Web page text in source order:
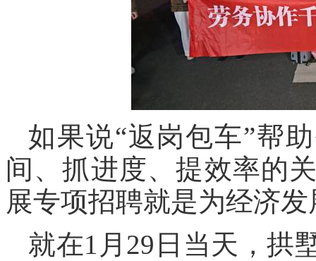
如果说“返岗包车”帮
间、抓进度、提效率的
展专项招聘就是为经济
就在1月29日当天，拱